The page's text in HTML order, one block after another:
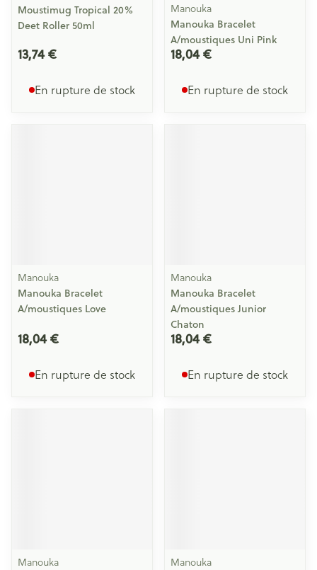
Moustimug Tropical 20%
Deet Roller 50ml
13,74 €
En rupture de stock
Manouka
Manouka Bracelet
A/moustiques Uni Pink
18,04 €
En rupture de stock
Manouka
Manouka Bracelet
A/moustiques Love
18,04 €
En rupture de stock
Manouka
Manouka Bracelet
A/moustiques Junior
Chaton
18,04 €
En rupture de stock
Manouka Manouka